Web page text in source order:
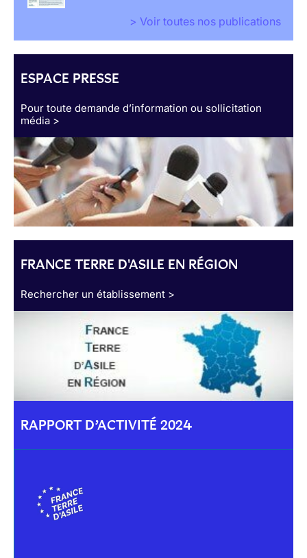
> Voir toutes nos publications
ESPACE PRESSE
Pour toute demande d’information ou sollicitation
média >
FRANCE TERRE D'ASILE EN RÉGION
Rechercher un établissement >
RAPPORT D’ACTIVITÉ 2024